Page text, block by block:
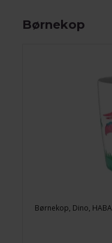
Børnekop
Børnekop, Dino, HABA